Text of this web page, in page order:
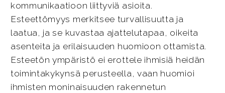
kommunikaatioon liittyviä asioita.
Esteettömyys merkitsee turvallisuutta ja
laatua, ja se kuvastaa ajattelutapaa, oikeita
asenteita ja erilaisuuden huomioon ottamista.
Esteetön ympäristö ei erottele ihmisiä heidän
toimintakykynsä perusteella, vaan huomioi
ihmisten moninaisuuden rakennetun